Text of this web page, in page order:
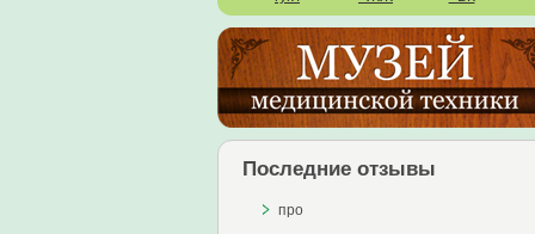
Последние отзывы
про